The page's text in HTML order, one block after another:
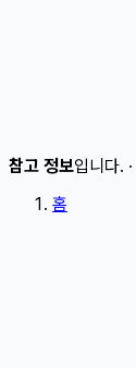
참고 정보입니다. ·
홈